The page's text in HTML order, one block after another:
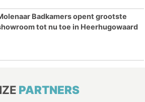
Badkamers opent grootste
tot nu toe in Heerhugowaard
PARTNERS